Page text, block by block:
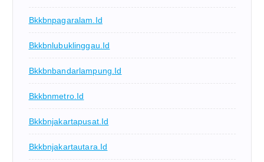
Bkkbnpagaralam.id
Bkkbnlubuklinggau.id
Bkkbnbandarlampung.id
Bkkbnmetro.id
Bkkbnjakartapusat.id
Bkkbnjakartautara.id